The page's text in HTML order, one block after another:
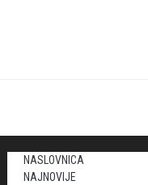
NASLOVNICA
NAJNOVIJE